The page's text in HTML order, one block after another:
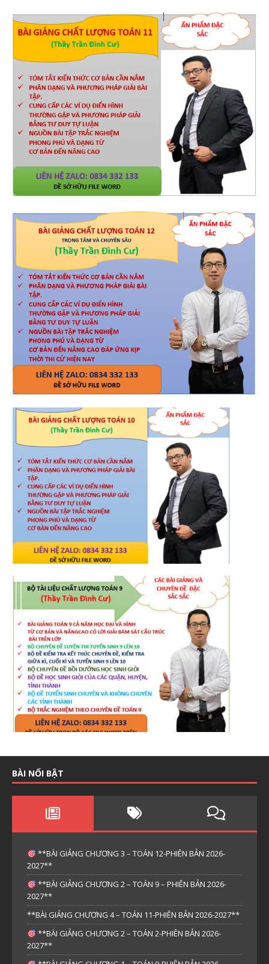
BÀI NỔI BẬT
**BÀI GIẢNG CHƯƠNG 3 – TOÁN 12-PHIÊN BẢN 2026-
2027**
**BÀI GIẢNG CHƯƠNG 2 – TOÁN 9 – PHIÊN BẢN 2026-
2027**
**BÀI GIẢNG CHƯƠNG 4 – TOÁN 11-PHIÊN BẢN 2026-2027**
**BÀI GIẢNG CHƯƠNG 2 – TOÁN 2-PHIÊN BẢN 2026-
2027**